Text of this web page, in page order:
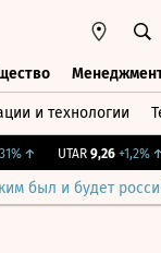
и технологии
↑ UTAR 9,26 +1,2%↑
был и будет